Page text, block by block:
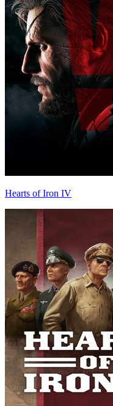
Hearts of Iron IV